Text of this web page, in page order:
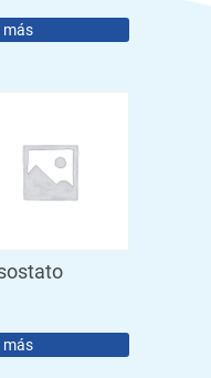
más
más